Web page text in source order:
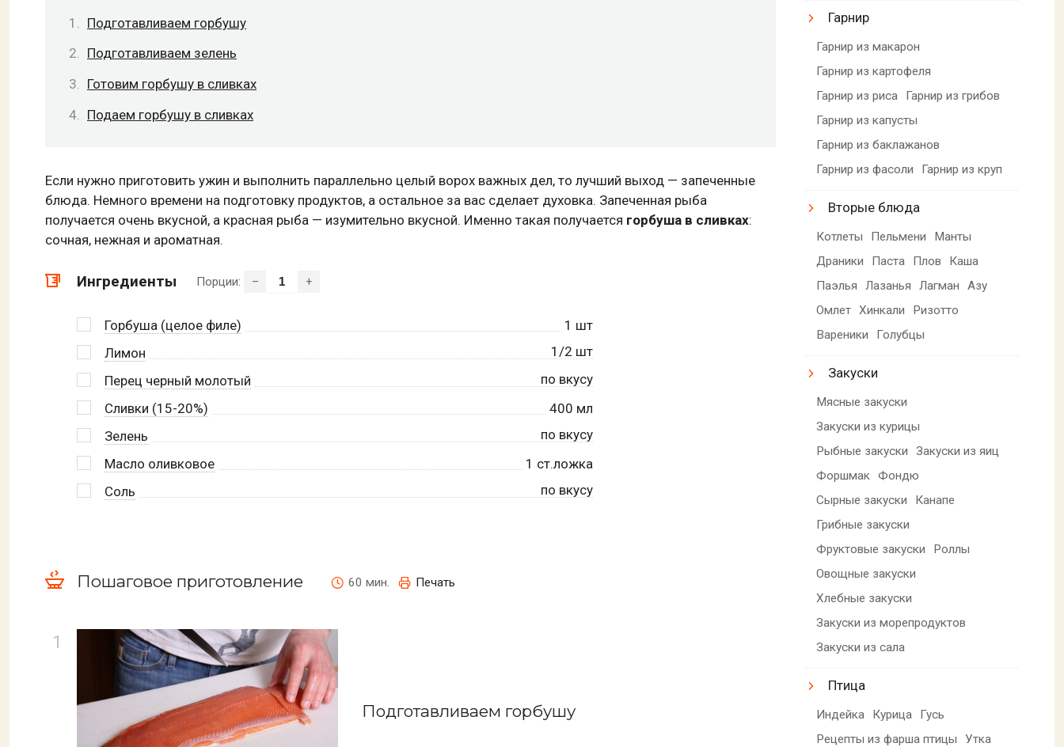
Подготавливаем горбушу
Подготавливаем зелень
Готовим горбушу в сливках
Подаем горбушу в сливках
Если нужно приготовить ужин и выполнить параллельно целый ворох важных дел, то лучший выход — запеченные
блюда. Немного времени на подготовку продуктов, а остальное за вас сделает духовка. Запеченная рыба
получается очень вкусной, а красная рыба — изумительно вкусной. Именно такая получается горбуша в сливках:
сочная, нежная и ароматная.
Ингредиенты Порции: – +
Горбуша (целое филе) 1 шт
Лимон
1/2 шт
Перец черный молотый
по вкусу
Сливки (15-20%)
400 мл
Зелень
по вкусу
Масло оливковое
1 ст.ложка
Соль
по вкусу
Пошаговое приготовление 60 мин. Печать
Подготавливаем горбушу
Гарнир
Гарнир из макарон
Гарнир из картофеля
Гарнир из риса
Гарнир из грибов
Гарнир из капусты
Гарнир из баклажанов
Гарнир из фасоли
Гарнир из круп
Вторые блюда
Котлеты Пельмени
Манты
Драники
Паста Плов
Каша
Паэлья
Лазанья Лагман
Азу
Омлет Хинкали
Ризотто
Вареники
Голубцы
Закуски
Мясные закуски
Закуски из курицы
Рыбные закуски
Закуски из яиц
Форшмак Фондю
Сырные закуски
Канапе
Грибные закуски
Фруктовые закуски
Роллы
Овощные закуски
Хлебные закуски
Закуски из морепродуктов
Закуски из сала
Птица
Индейка Курица
Гусь
Рецепты из фарша птицы
Утка